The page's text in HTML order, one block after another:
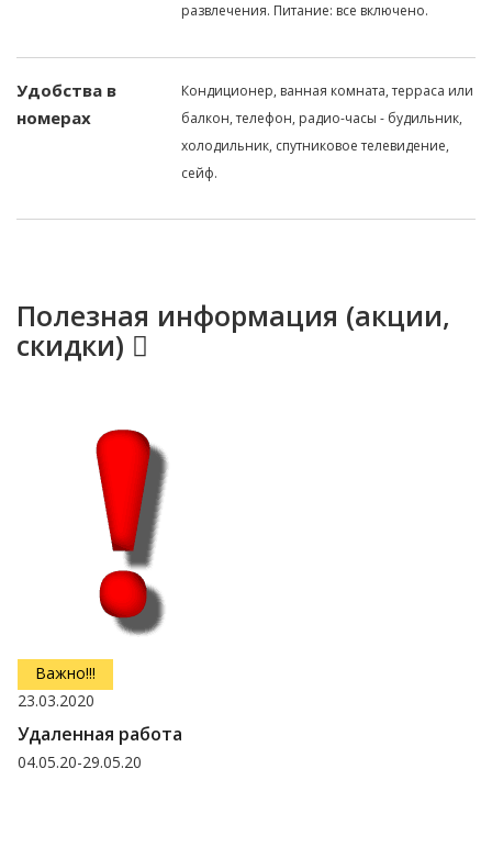
развлечения. Питание: все включено.
Удобства в
номерах
Кондиционер, ванная комната, терраса или
балкон, телефон, радио-часы - будильник,
холодильник, спутниковое телевидение,
сейф.
Полезная информация (акции,
скидки)
Важно!!!
23.03.2020
Удаленная работа
04.05.20-29.05.20